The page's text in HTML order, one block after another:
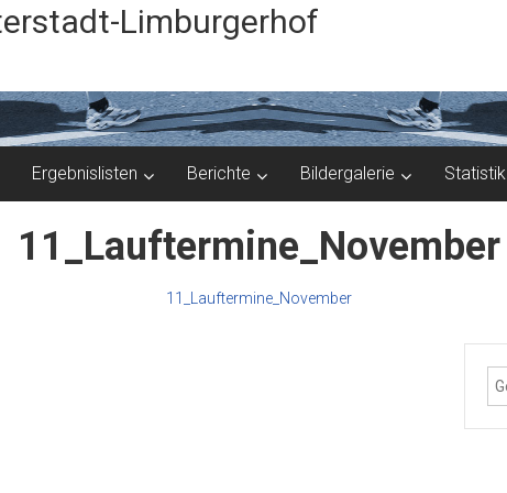
Limburgerhof
Ergebnislisten Berichte Bildergalerie Statistik
11_Lauftermine_November
11_Lauftermine_November